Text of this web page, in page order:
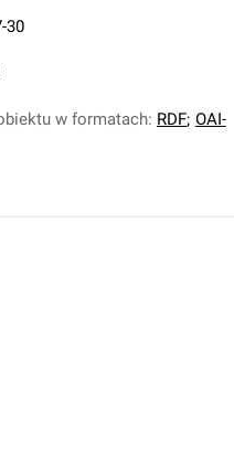
30
w formatach: RDF; OAI-